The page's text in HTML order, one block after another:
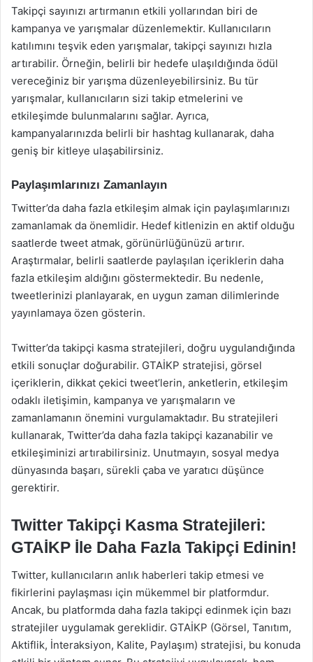
Takipçi sayınızı artırmanın etkili yollarından biri de
kampanya ve yarışmalar düzenlemektir. Kullanıcıların
katılımını teşvik eden yarışmalar, takipçi sayınızı hızla
artırabilir. Örneğin, belirli bir hedefe ulaşıldığında ödül
vereceğiniz bir yarışma düzenleyebilirsiniz. Bu tür
yarışmalar, kullanıcıların sizi takip etmelerini ve
etkileşimde bulunmalarını sağlar. Ayrıca,
kampanyalarınızda belirli bir hashtag kullanarak, daha
geniş bir kitleye ulaşabilirsiniz.
Paylaşımlarınızı Zamanlayın
Twitter’da daha fazla etkileşim almak için paylaşımlarınızı
zamanlamak da önemlidir. Hedef kitlenizin en aktif olduğu
saatlerde tweet atmak, görünürlüğünüzü artırır.
Araştırmalar, belirli saatlerde paylaşılan içeriklerin daha
fazla etkileşim aldığını göstermektedir. Bu nedenle,
tweetlerinizi planlayarak, en uygun zaman dilimlerinde
yayınlamaya özen gösterin.
Twitter’da takipçi kasma stratejileri, doğru uygulandığında
etkili sonuçlar doğurabilir. GTAİKP stratejisi, görsel
içeriklerin, dikkat çekici tweet’lerin, anketlerin, etkileşim
odaklı iletişimin, kampanya ve yarışmaların ve
zamanlamanın önemini vurgulamaktadır. Bu stratejileri
kullanarak, Twitter’da daha fazla takipçi kazanabilir ve
etkileşiminizi artırabilirsiniz. Unutmayın, sosyal medya
dünyasında başarı, sürekli çaba ve yaratıcı düşünce
gerektirir.
Twitter Takipçi Kasma Stratejileri:
GTAİKP İle Daha Fazla Takipçi Edinin!
Twitter, kullanıcıların anlık haberleri takip etmesi ve
fikirlerini paylaşması için mükemmel bir platformdur.
Ancak, bu platformda daha fazla takipçi edinmek için bazı
stratejiler uygulamak gereklidir. GTAİKP (Görsel, Tanıtım,
Aktiflik, İnteraksiyon, Kalite, Paylaşım) stratejisi, bu konuda